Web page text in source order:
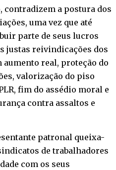
contradizem a postura dos
uma vez que até
parte de seus lucros
justas reivindicações dos
aumento real, proteção do
valorização do piso
fim do assédio moral e
contra assaltos e
patronal queixa-
de trabalhadores
com os seus